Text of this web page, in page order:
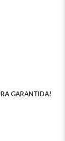
GARANTIDA!